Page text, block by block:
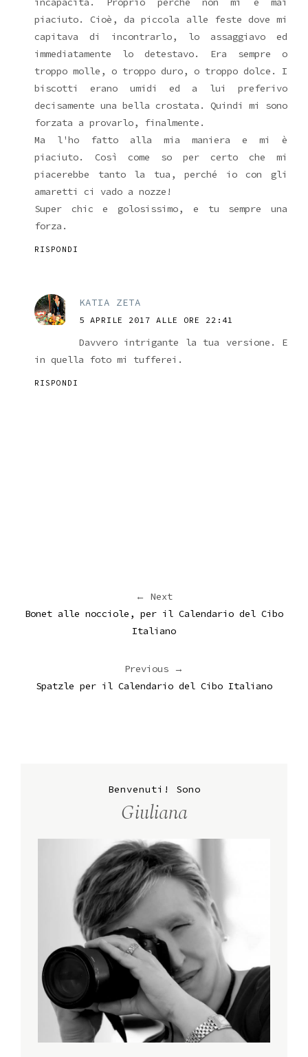
piaciuto. Cioè, da piccola alle feste dove mi
capitava di incontrarlo, lo assaggiavo ed
immediatamente lo detestavo. Era sempre o
troppo molle, o troppo duro, o troppo dolce. I
biscotti erano umidi ed a lui preferivo
decisamente una bella crostata. Quindi mi sono
forzata a provarlo, finalmente.
Ma l'ho fatto alla mia maniera e mi è
piaciuto. Così come so per certo che mi
piacerebbe tanto la tua, perché io con gli
amaretti ci vado a nozze!
Super chic e golosissimo, e tu sempre una
forza.
RISPONDI
KATIA ZETA
5 APRILE 2017 ALLE ORE 22:41
Davvero intrigante la tua versione. E
in quella foto mi tufferei.
RISPONDI
← Next
Bonet alle nocciole, per il Calendario del Cibo
Italiano
Previous →
Spatzle per il Calendario del Cibo Italiano
Benvenuti! Sono
Giuliana